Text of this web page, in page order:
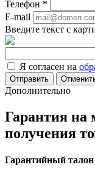
Телефон *
E-mail
Введите текст с
Я согласен на
Дополнительно
Гарантия на
получения
Гарантийный